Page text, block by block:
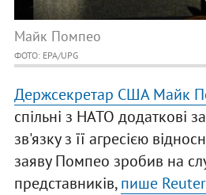
Майк Помпео
ФОТО: EPA/UPG
Держсекретар США Майк
спільні з НАТО додаткові
зв'язку з її агресією
заяву Помпео зробив на
представників,пише